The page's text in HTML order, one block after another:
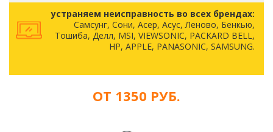
устраняем неисправность во всех брендах:
Самсунг, Сони, Асер, Асус, Леново, Бенкью,
Тошиба, Делл, MSI, VIEWSONIC, PACKARD BELL,
HP, APPLE, PANASONIC, SAMSUNG.
ОТ 1350 РУБ.